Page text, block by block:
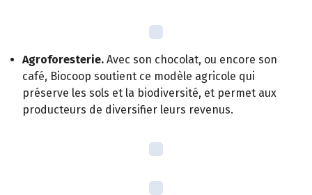
Agroforesterie. Avec son chocolat, ou encore son
café, Biocoop soutient ce modèle agricole qui
préserve les sols et la biodiversité, et permet aux
producteurs de diversifier leurs revenus.